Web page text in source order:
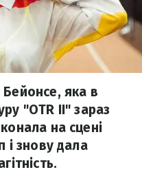
яка в
"OTR II" зараз
на сцені
і знову дала